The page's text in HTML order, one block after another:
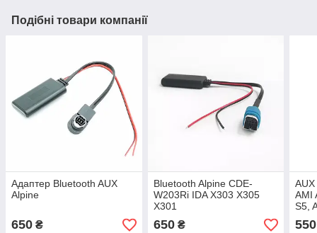
Подібні товари компанії
Адаптер Bluetooth AUX
Alpine
650 ₴
Bluetooth Alpine CDE-
W203Ri IDA X303 X305
X301
650₴
AMI
S5,
550